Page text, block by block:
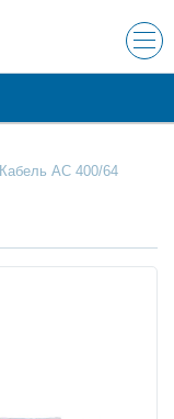
×
Кабель АС 400/64